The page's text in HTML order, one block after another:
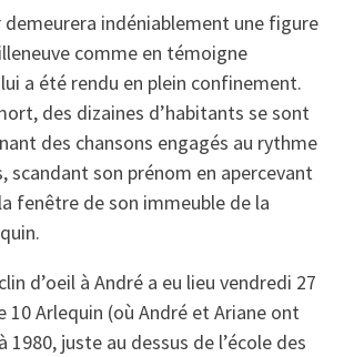
demeurera indéniablement une figure
comme en témoigne
a été rendu en plein confinement.
des dizaines d’habitants se sont
des chansons engagés au rythme
scandant son prénom en apercevant
fenêtre de son immeuble de la
d’oeil à André a eu lieu vendredi 27
10 Arlequin (où André et Ariane ont
1980, juste au dessus de l’école des